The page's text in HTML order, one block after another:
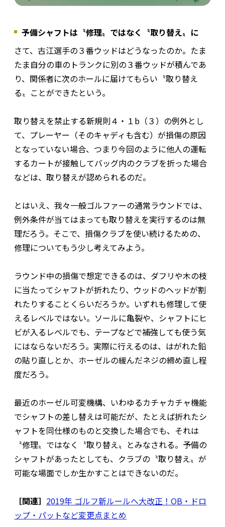
予備シャフトは〝修理〟ではなく〝取り替え〟に
さて、古江選手の３番ウッドはどうなったのか。たま
たま自分の車のトランクに別の３番ウッドが積んであ
り、関係者に次のホールに届けてもらい〝取り替え
る〟ことができたという。
取り替えを禁止する新規則４・１b（３）の例外とし
て、プレーヤー（そのキャディも含む）が損傷の原因
となっていない場合、つまり今回のように他人の運転
するカートが接触してバッグ内のクラブを折った場合
などは、取り替えが認められるのだ。
とはいえ、我々一般ゴルファーの通常ラウンドでは、
例外条件が当てはまっても取り替えを実行するのは無
理だろう。そこで、損傷クラブを使い続けるための、
修理についてもう少し考えてみよう。
ラウンド中の損傷で想定できるのは、ダフリや木の枝
に当たってシャフトが折れたり、ウッドのヘッドが割
れたりすることくらいだろうか。いずれも修理して使
えるレベルではない。ソールに亀裂や、シャフトにヒ
ビが入るレベルでも、テープなどで補強しても使う気
にはならないだろう。実際に行えるのは、はがれた鉛
の貼り直しとか、ホーゼルの緩んだネジの締め直し程
度だろう。
最近のホーゼル可変機構、いわゆるカチャカチャ機能
でシャフトの差し替えは可能だが、たとえば折れたシ
ャフトを同仕様のものと交換した場合でも、それは
〝修理〟ではなく〝取り替え〟とみなされる。予備の
シャフトがあったとしても、クラブの〝取り替え〟が
可能な場面でしか生かすことはできないのだ。
［関連］ 2019年 ゴルフ新ルールへ大改正！OB・ドロ
ップ・パットなど変更点まとめ